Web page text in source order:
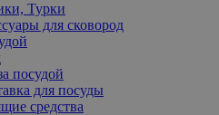
Турки
для сковород
посудой
для посуды
средства